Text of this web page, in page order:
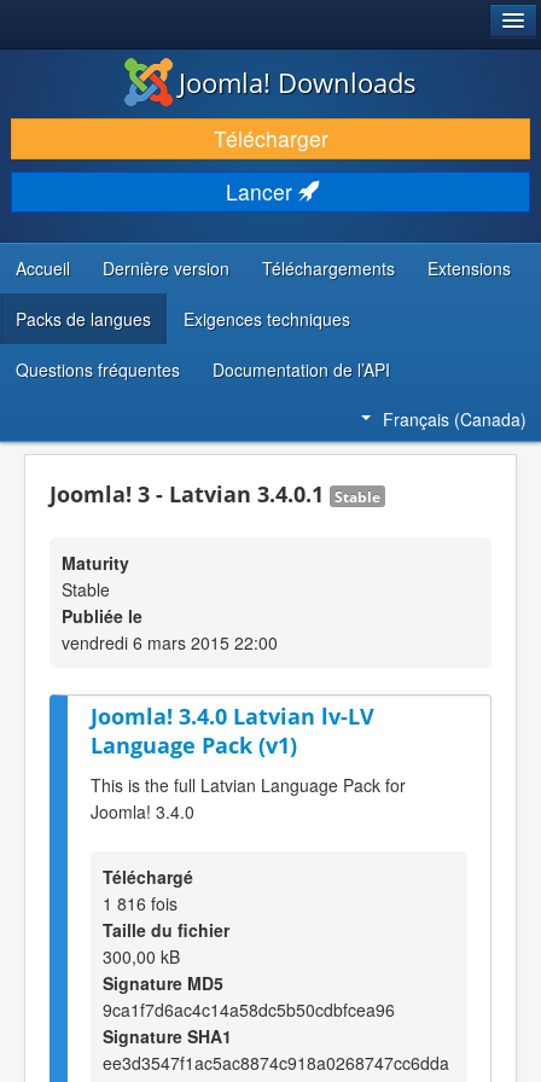
TÉLÉCHARGER & ENRICHIR
DÉCOUVRIR & APPRENDRE
COMMUNAUTÉ & SUPPORT
RESSOURCES DÉVELOPPEURS
Joomla! Downloads
Télécharger
Lancer
Accueil Dernière version Téléchargements Extensions
Packs de langues Exigences techniques
Questions fréquentes Documentation de l’API
Français (Canada)
Joomla! 3 - Latvian 3.4.0.1 Stable
Maturity
Stable
Publiée le
vendredi 6 mars 2015 22:00
Joomla! 3.4.0 Latvian lv-LV
Language Pack (v1)
This is the full Latvian Language Pack for
Joomla! 3.4.0
Téléchargé
1 816 fois
Taille du fichier
300,00 kB
Signature MD5
9ca1f7d6ac4c14a58dc5b50cdbfcea96
Signature SHA1
ee3d3547f1ac5ac8874c918a0268747cc6dda